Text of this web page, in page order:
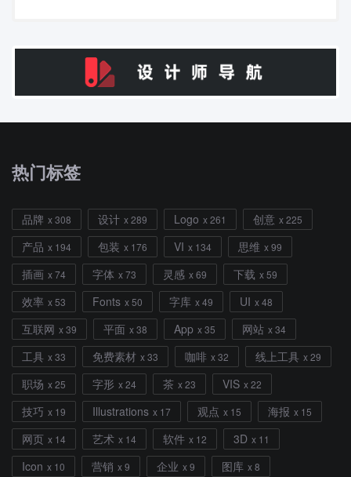
热门标签
品牌 x 308 设计 x 289 Logo x 261 创意 x 225
产品 x 194 包装 x 176 VI x 134 思维 x 99
插画 x 74 字体 x 73 灵感 x 69 下载 x 59
效率 x 53 Fonts x 50 字库 x 49 UI x 48
互联网 x 39 平面 x 38 App x 35 网站 x 34
工具 x 33 免费素材 x 33 咖啡 x 32 线上工具 x 29
职场 x 25 字形 x 24 茶 x 23 VIS x 22
技巧 x 19 Illustrations x 17 观点 x 15 海报 x 15
网页 x 14 艺术 x 14 软件 x 12 3D x 11
Icon x 10 营销 x 9 企业 x 9 图库 x 8